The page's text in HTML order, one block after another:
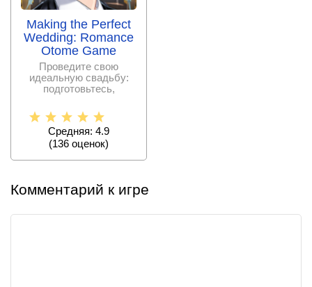
Making the Perfect
Wedding: Romance
Otome Game
Проведите свою
идеальную свадьбу:
подготовьтесь,
костюм) и
Средняя: 4.9
(136 оценок)
Комментарий к игре